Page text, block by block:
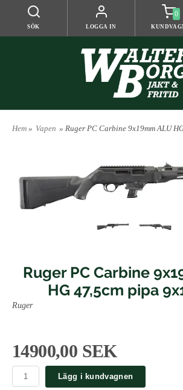
SÖK LOGGA IN
0
Hem » Vapen » Ruger PC Carbine 9x19mm ALU
Ruger PC Carbine
HG 47,5cm pipa
Ruger
14900,00 SEK
Lägg i kundvagnen